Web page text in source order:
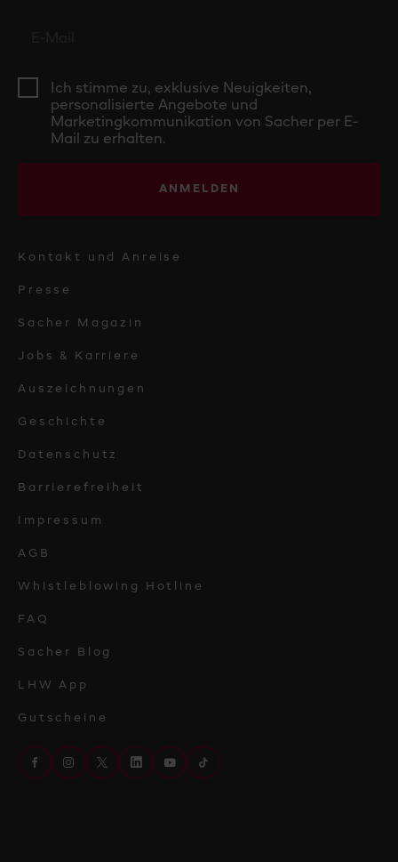
Ich stimme zu, exklusive Neuigkeiten,
personalisierte Angebote und
Marketingkommunikation von Sacher per E-
Mail zu erhalten.
ANMELDEN
Kontakt und Anreise
Presse
Sacher Magazin
Jobs & Karriere
Auszeichnungen
Geschichte
Datenschutz
Barrierefreiheit
Impressum
AGB
Whistleblowing Hotline
FAQ
Sacher Blog
LHW App
Gutscheine